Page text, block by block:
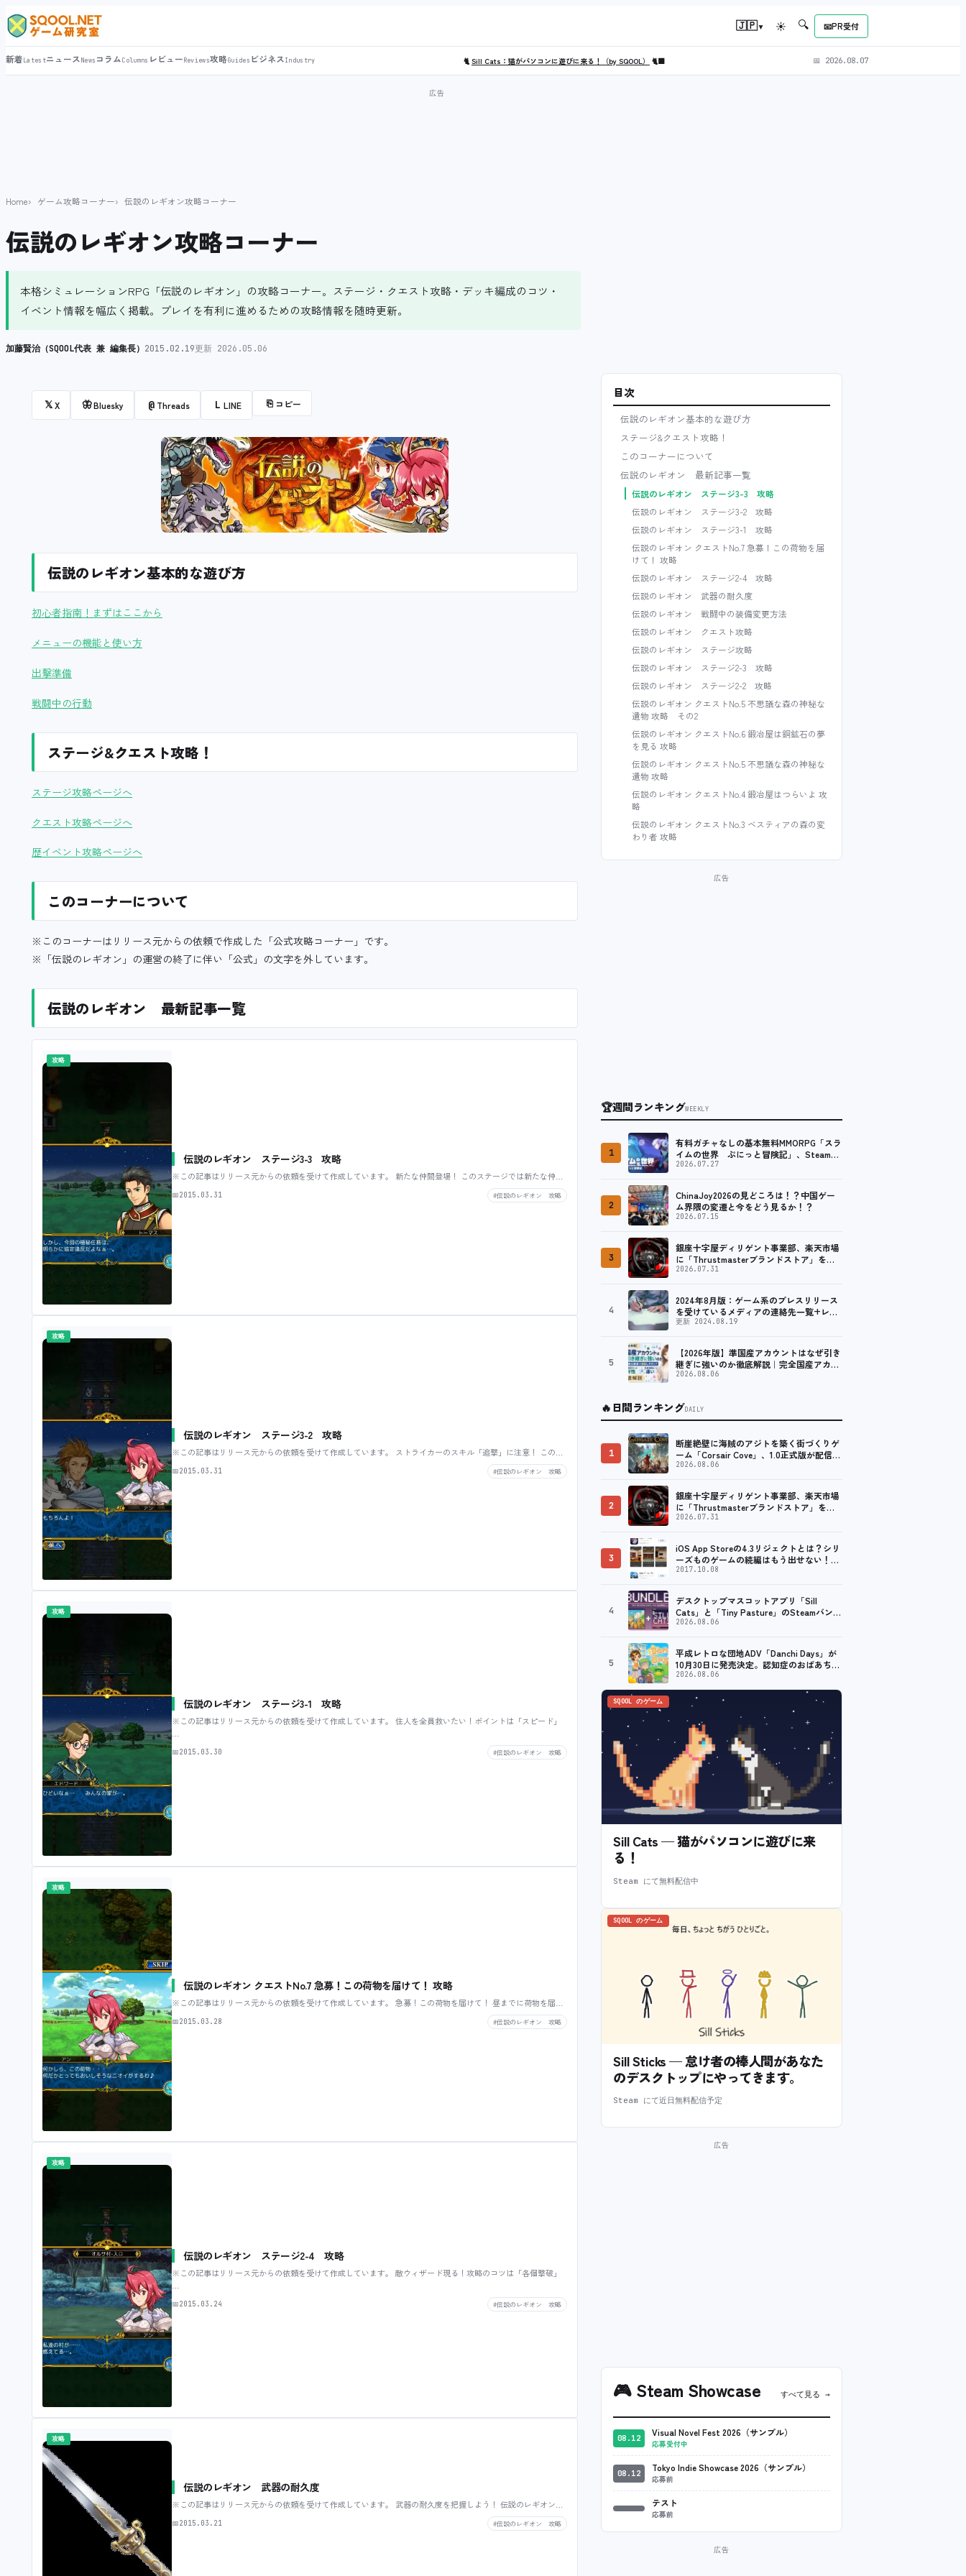
🇯🇵▾ ☀ 🔍 📧PR受付
新着LatestニュースNews コラムColumns レビューReviews攻略Guides ビジネスIndustry 🐈Sill Cats：猫がパソコンに遊びに来る！（by SQOOL） 🐈‍⬛ 📅 2026.08.07
Home ゲーム攻略コーナー 伝説のレギオン攻略コーナー
伝説のレギオン攻略コーナー
本格シミュレーションRPG「伝説のレギオン」の攻略コーナー。ステージ・クエスト攻略・デッキ編成のコツ・
イベント情報を幅広く掲載。プレイを有利に進めるための攻略情報を随時更新。
加藤賢治（SQOOL代表 兼 編集長） 2015.02.19更新 2026.05.06
𝕏X 🦋Bluesky @ Threads L LINE ⎘ コピー
伝説のレギオン基本的な遊び方
初心者指南！まずはここから
メニューの機能と使い方
出撃準備
戦闘中の行動
ステージ&クエスト攻略！
ステージ攻略ページへ
クエスト攻略ページへ
歴イベント攻略ページへ
このコーナーについて
※このコーナーはリリース元からの依頼で作成した「公式攻略コーナー」です。
※「伝説のレギオン」の運営の終了に伴い「公式」の文字を外しています。
伝説のレギオン 最新記事一覧
攻略
伝説のレギオン ステージ3-3 攻略
※この記事はリリース元からの依頼を受けて作成しています。 新たな仲間登場！ このステージでは新たな仲…
📅2015.03.31 #伝説のレギオン 攻略
攻略
伝説のレギオン ステージ3-2 攻略
※この記事はリリース元からの依頼を受けて作成しています。 ストライカーのスキル「追撃」に注意！ この…
📅2015.03.31 #伝説のレギオン 攻略
攻略
伝説のレギオン ステージ3-1 攻略
※この記事はリリース元からの依頼を受けて作成しています。 住人を全員救いたい！ポイントは「スピード」
…
📅2015.03.30 #伝説のレギオン 攻略
攻略
伝説のレギオン クエストNo.7 急募！この荷物を届けて！ 攻略
※この記事はリリース元からの依頼を受けて作成しています。 急募！この荷物を届けて！ 昼までに荷物を届…
📅2015.03.28 #伝説のレギオン 攻略
攻略
伝説のレギオン ステージ2-4 攻略
※この記事はリリース元からの依頼を受けて作成しています。 敵ウィザード現る！攻略のコツは「各個撃破」
📅2015.03.24 #伝説のレギオン 攻略
攻略
伝説のレギオン 武器の耐久度
※この記事はリリース元からの依頼を受けて作成しています。 武器の耐久度を把握しよう！ 伝説のレギオン…
📅2015.03.21 #伝説のレギオン 攻略
目次
伝説のレギオン基本的な遊び方
ステージ&クエスト攻略！
このコーナーについて
伝説のレギオン 最新記事一覧
伝説のレギオン ステージ3-3 攻略
伝説のレギオン ステージ3-2 攻略
伝説のレギオン ステージ3-1 攻略
伝説のレギオン クエストNo.7 急募！この荷物を届
けて！ 攻略
伝説のレギオン ステージ2-4 攻略
伝説のレギオン 武器の耐久度
伝説のレギオン 戦闘中の装備変更方法
伝説のレギオン クエスト攻略
伝説のレギオン ステージ攻略
伝説のレギオン ステージ2-3 攻略
伝説のレギオン ステージ2-2 攻略
伝説のレギオン クエストNo.5 不思議な森の神秘な
遺物 攻略 その2
伝説のレギオン クエストNo.6 鍛冶屋は銅鉱石の夢
を見る 攻略
伝説のレギオン クエストNo.5 不思議な森の神秘な
遺物 攻略
伝説のレギオン クエストNo.4 鍛冶屋はつらいよ 攻
略
伝説のレギオン クエストNo.3 ベスティアの森の変
わり者 攻略
🏆週間ランキングWEEKLY
1
有料ガチャなしの基本無料MMORPG「スラ
イムの世界 ぷにっと冒険記」、Steam向
けの無料体験版が8月末に配信決定
2026.07.27
2
ChinaJoy2026の見どころは！？中国ゲー
ム界隈の変遷と今をどう見るか！？
2026.07.15
3
銀座十字屋ディリゲント事業部、楽天市場
に「Thrustmasterブランドストア」をオ
ープン。記念キャンペーンでポイントアッ
2026.07.31
4
2024年8月版：ゲーム系のプレスリリース
を受けているメディアの連絡先一覧+レビ
ュー依頼先一覧
更新 2024.08.19
5
【2026年版】準国産アカウントはなぜ引き
継ぎに強いのか徹底解説｜完全国産アカウ
ントが譲渡で凍結しやすい構造と、環境変
2026.08.06
🔥日間ランキングDAILY
1
断崖絶壁に海賊のアジトを築く街づくりゲ
ーム「Corsair Cove」、1.0正式版が配信開
始！
2026.08.06
2
銀座十字屋ディリゲント事業部、楽天市場
に「Thrustmasterブランドストア」をオ
ープン。記念キャンペーンでポイントアッ
2026.07.31
3
iOS App Storeの4.3リジェクトとは？シリ
ーズものゲームの続編はもう出せない！？
脱出ゲームで相次ぐリジェクト
2017.10.08
4
デスクトップマスコットアプリ「Sill
Cats」と「Tiny Pasture」のSteamバンド
ルセットが販売開始。通常価格より10%割
2026.08.06
5
平成レトロな団地ADV「Danchi Days」が
10月30日に発売決定。認知症のおばあちゃ
んのために夏祭り復活を目指す
2026.08.06
SQOOL のゲーム
Sill Cats — 猫がパソコンに遊びに来
る！
Steam にて無料配信中
SQOOL のゲーム
Sill Sticks — 怠け者の棒人間があなた
のデスクトップにやってきます。
Steam にて近日無料配信予定
🎮Steam Showcase すべて見る →
08.12 Visual Novel Fest 2026（サンプル）
応募受付中
08.12 Tokyo Indie Showcase 2026（サンプル）
応募前
テスト
応募前